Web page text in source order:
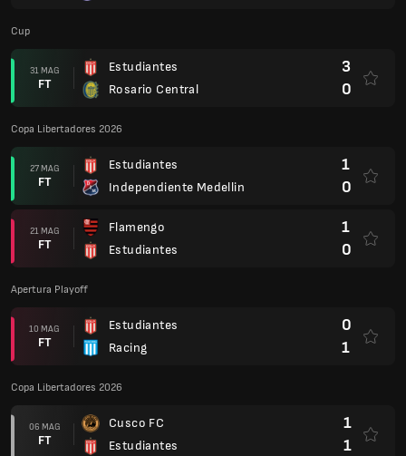
Cup
31 MAG
FT
Estudiantes
Rosario Central
3
0
Copa Libertadores 2026
27 MAG
FT
Estudiantes
Independiente Medellin
1
0
21 MAG
FT
Flamengo
Estudiantes
1
0
Apertura Playoff
10 MAG
FT
Estudiantes
Racing
0
1
Copa Libertadores 2026
06 MAG
FT
Cusco FC
Estudiantes
1
1